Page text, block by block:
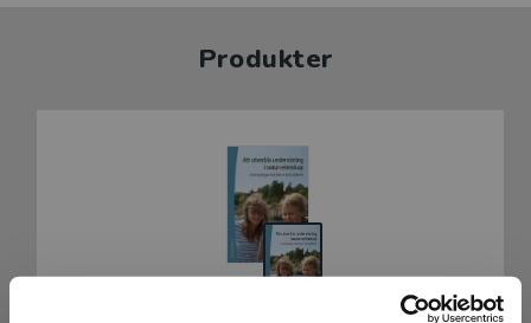
Produkter